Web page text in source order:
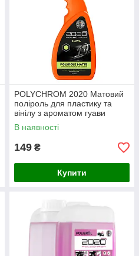
POLYCHROM 2020 Матовий
поліроль для пластику та
вінілу з ароматом гуави
“POLYROLE MATTE”
В наявності
149 ₴
Купити